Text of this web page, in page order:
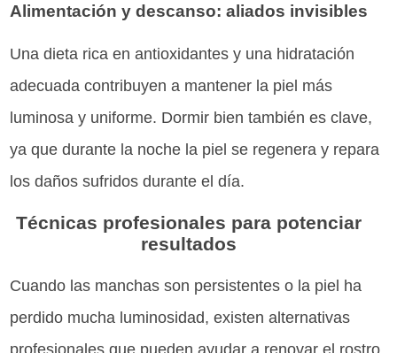
Alimentación y descanso: aliados invisibles
Una dieta rica en antioxidantes y una hidratación
adecuada contribuyen a mantener la piel más
luminosa y uniforme. Dormir bien también es clave,
ya que durante la noche la piel se regenera y repara
los daños sufridos durante el día.
Técnicas profesionales para potenciar
resultados
Cuando las manchas son persistentes o la piel ha
perdido mucha luminosidad, existen alternativas